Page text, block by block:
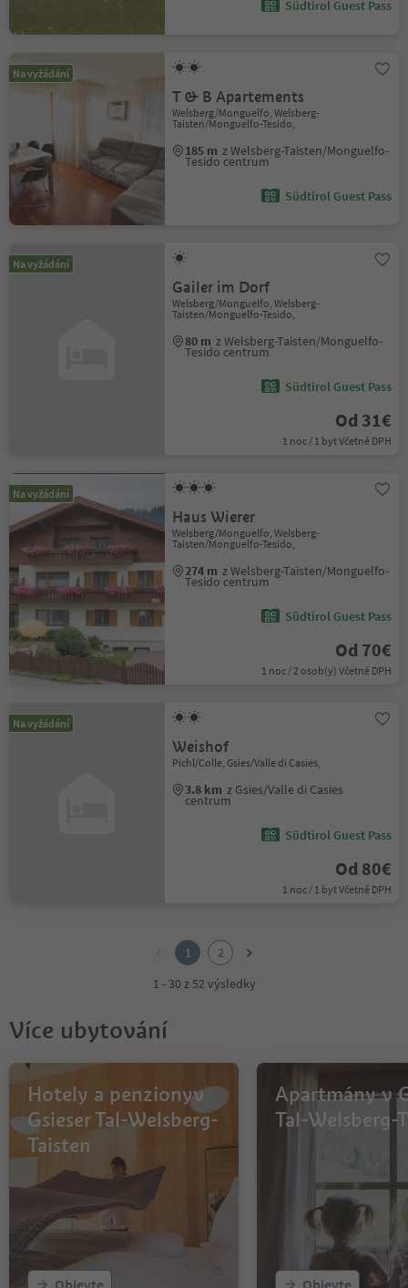
Südtirol Guest Pass
Na vyžádání
T & B Apartements
Welsberg/Monguelfo, Welsberg-
Taisten/Monguelfo-Tesido,
185 m z Welsberg-Taisten/Monguelfo-
Tesido centrum
Südtirol Guest Pass
Na vyžádání
Gailer im Dorf
Welsberg/Monguelfo, Welsberg-
Taisten/Monguelfo-Tesido,
80 m z Welsberg-Taisten/Monguelfo-
Tesido centrum
Südtirol Guest Pass
Od 31€
1 noc / 1 byt Včetně DPH
Na vyžádání
Haus Wierer
Welsberg/Monguelfo, Welsberg-
Taisten/Monguelfo-Tesido,
274 m z Welsberg-Taisten/Monguelfo-
Tesido centrum
Südtirol Guest Pass
Od 70€
1 noc / 2 osob(y) Včetně DPH
Na vyžádání
Weishof
Pichl/Colle, Gsies/Valle di Casies,
3.8 km z Gsies/Valle di Casies
centrum
Südtirol Guest Pass
Od 80€
1 noc / 1 byt Včetně DPH
1
2
1 - 30 z 52 výsledky
Více ubytování
Hotely a penzionyv
Gsieser Tal-Welsberg-
Taisten
Objevte
Apartmány v
Tal-Welsberg-
Objevte